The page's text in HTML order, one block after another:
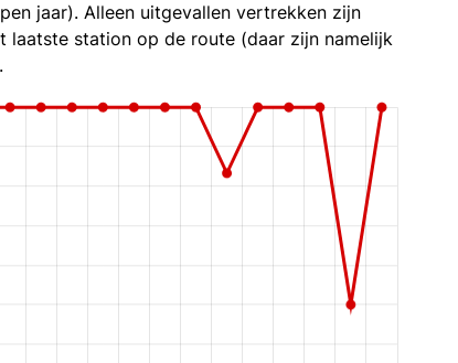
jaar). Alleen uitgevallen vertrekken zijn
laatste station op de route (daar zijn namelijk